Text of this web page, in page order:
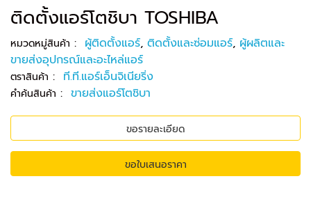
ติดตั้งแอร์โตชิบา TOSHIBA
หมวดหมู่สินค้า : ผู้ติดตั้งแอร์, ติดตั้งและซ่อมแอร์, ผู้ผลิตและ
ขายส่งอุปกรณ์และอะไหล่แอร์
ตราสินค้า : ที.ที.แอร์เอ็นจิเนียริ่ง
คำค้นสินค้า : ขายส่งแอร์โตชิบา
ขอรายละเอียด
ขอใบเสนอราคา